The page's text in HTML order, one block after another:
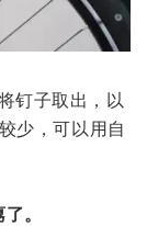
钉子取出，以
少，可以用自
。